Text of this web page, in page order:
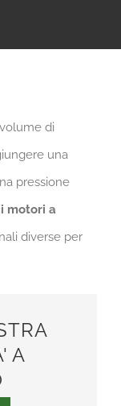
di
una
pressione
motori a
diverse per
A